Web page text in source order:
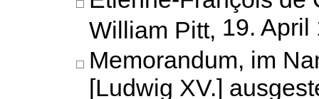
William Pitt, 19. April
Memorandum, im
[Ludwig XV.]